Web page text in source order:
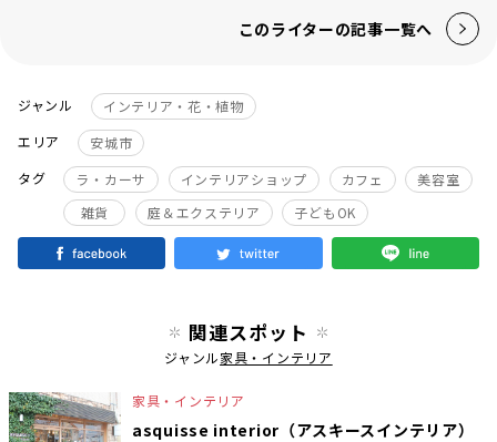
このライターの記事一覧へ
ジャンル
インテリア・花・植物
エリア
安城市
タグ
ラ・カーサ インテリアショップ カフェ
美容室
雑貨
庭＆エクステリア 子どもOK
関連スポット
ジャンル家具・インテリア
家具・インテリア
asquisse interior（アスキースインテリア）